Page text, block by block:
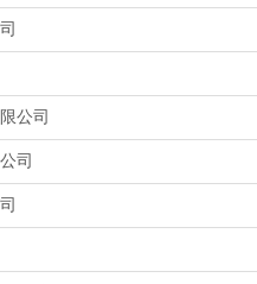
公司
司